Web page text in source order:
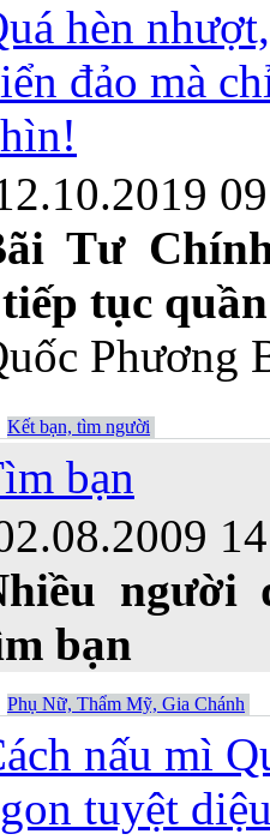
hèn
đảo mà
Tư
tục
Phương
Kết bạn, tìm người
bạn
người
bạn
Phụ Nữ, Thẩm Mỹ, Gia Chánh
nấu mì
tuyệt